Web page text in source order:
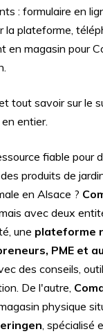
: formulaire en
la plateforme,
en magasin pour
tout savoir sur le
entier.
fiable pour
produits de
en Alsace ?
avec deux
une plateforme
PME et
des conseils,
De l'autre,
physique
, spécialisé